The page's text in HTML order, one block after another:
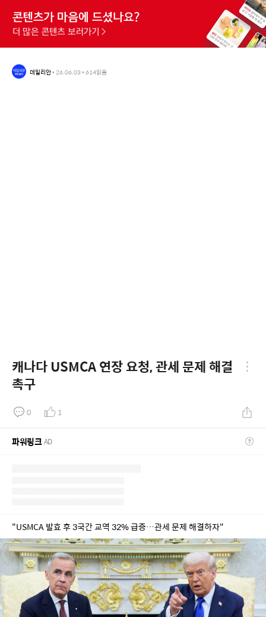
데일리안• 26.06.03• 614읽음
캐나다 USMCA 연장 요청, 관세 문제 해결
촉구
0 1
파워링크AD
"USMCA 발효 후 3국간 교역 32% 급증…관세 문제 해결하자"